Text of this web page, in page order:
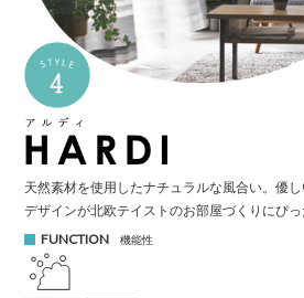
天然素材を使用したナチュラルな風合い。優
デザインが北欧テイストのお部屋づくりにぴっ
FUNCTION
機能性